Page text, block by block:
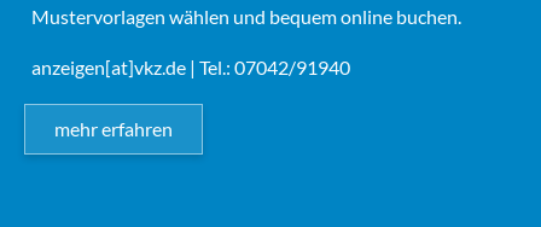
Mustervorlagen wählen und bequem online buchen.
anzeigen[at]vkz.de | Tel.: 07042/91940
mehr erfahren